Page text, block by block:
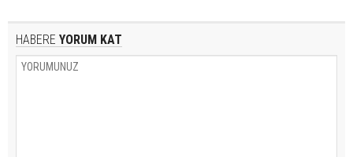
HABERE YORUM KAT